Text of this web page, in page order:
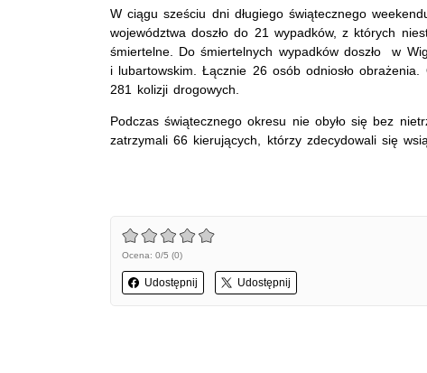
W ciągu sześciu dni długiego świątecznego
województwa doszło do 21 wypadków, z których
śmiertelne. Do śmiertelnych wypadków doszło w
i lubartowskim. Łącznie 26 osób odniosło obrażenia.
281 kolizji drogowych.
Podczas świątecznego okresu nie obyło się bez
zatrzymali 66 kierujących, którzy zdecydowali się
Ocena: 0/5 (0)
Udostępnij Udostępnij